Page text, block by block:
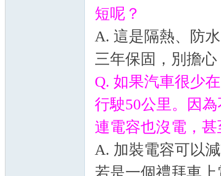
短呢？
A. 這是隔熱、防
三年保固，別擔心
Q. 如果汽車很少
行駛50公里。因
連電容也沒電，
A. 加裝電容可以
若是一個禮拜車